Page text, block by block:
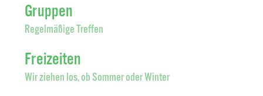
Gruppen
Regelmäßige Treffen
Freizeiten
Wir ziehen los, ob Sommer oder Winter